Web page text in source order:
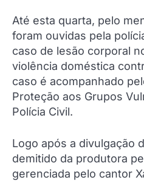
Até esta quarta, pelo
foram ouvidas pela
caso de lesão corporal
violência doméstica
caso é acompanhado
Proteção aos Grupos
Polícia Civil.
Logo após a divulgação
demitido da produtora
gerenciada pelo cantor